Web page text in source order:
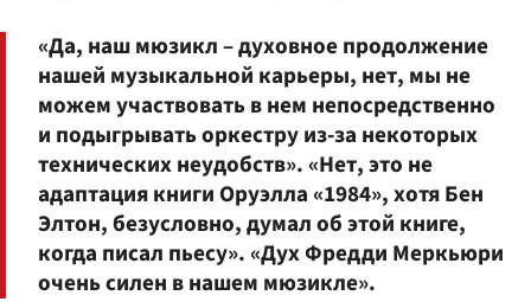
«Да, наш мюзикл – духовное продолжение
нашей музыкальной карьеры, нет, мы не
можем участвовать в нем непосредственно
и подыгрывать оркестру из-за некоторых
технических неудобств». «Нет, это не
адаптация книги Оруэлла «1984», хотя Бен
Элтон, безусловно, думал об этой книге,
когда писал пьесу». «Дух Фредди Меркьюри
очень силен в нашем мюзикле».